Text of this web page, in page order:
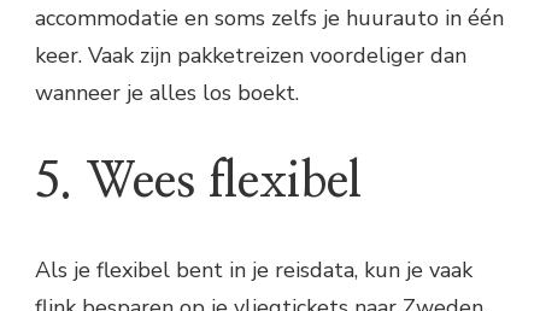
accommodatie en soms zelfs je huurauto in één
keer. Vaak zijn pakketreizen voordeliger dan
wanneer je alles los boekt.
5. Wees flexibel
Als je flexibel bent in je reisdata, kun je vaak